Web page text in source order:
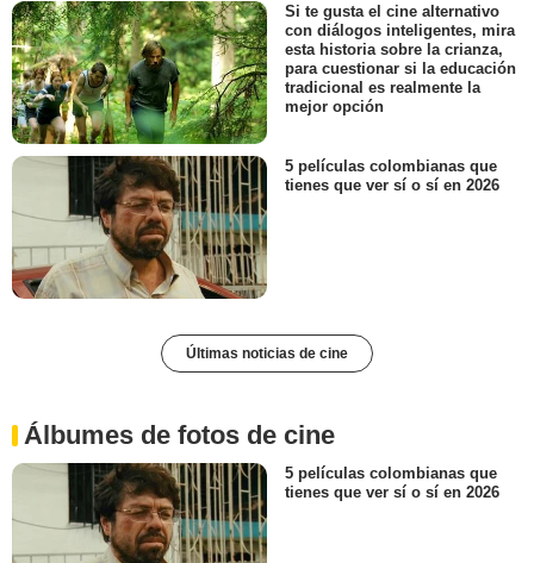
Si te gusta el cine alternativo
con diálogos inteligentes, mira
esta historia sobre la crianza,
para cuestionar si la educación
tradicional es realmente la
mejor opción
5 películas colombianas que
tienes que ver sí o sí en 2026
Últimas noticias de cine
Álbumes de fotos de cine
5 películas colombianas que
tienes que ver sí o sí en 2026